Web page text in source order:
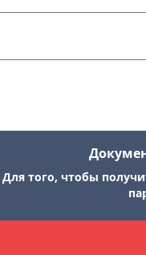
Для того, чтобы